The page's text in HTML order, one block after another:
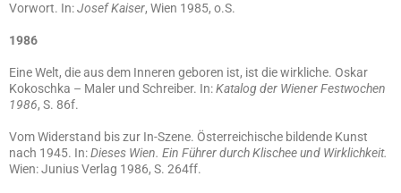
Vorwort. In:Josef Kaiser, Wien 1985, o.S.
1986
Eine Welt, die aus dem Inneren geboren ist, ist die wirkliche. Oskar
Kokoschka – Maler und Schreiber. In:Katalog der Wiener Festwochen
1986, S. 86f.
Vom Widerstand bis zur In-Szene. Österreichische bildende Kunst
nach 1945. In:Dieses Wien. Ein Führer durch Klischee und Wirklichkeit.
Wien: Junius Verlag 1986, S. 264ff.